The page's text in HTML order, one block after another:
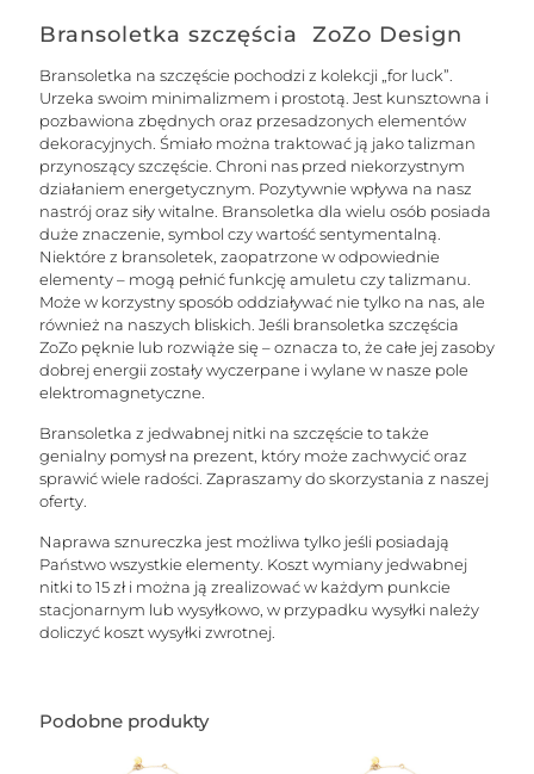
nitką
-
pozłacana
Bransoletka szczęścia ZoZo Design
Bransoletka na szczęście pochodzi z kolekcji „for luck”.
Urzeka swoim minimalizmem i prostotą. Jest kunsztowna i
pozbawiona zbędnych oraz przesadzonych elementów
dekoracyjnych. Śmiało można traktować ją jako talizman
przynoszący szczęście. Chroni nas przed niekorzystnym
działaniem energetycznym. Pozytywnie wpływa na nasz
nastrój oraz siły witalne. Bransoletka dla wielu osób posiada
duże znaczenie, symbol czy wartość sentymentalną.
Niektóre z bransoletek, zaopatrzone w odpowiednie
elementy – mogą pełnić funkcję amuletu czy talizmanu.
Może w korzystny sposób oddziaływać nie tylko na nas, ale
również na naszych bliskich. Jeśli bransoletka szczęścia
ZoZo pęknie lub rozwiąże się – oznacza to, że całe jej zasoby
dobrej energii zostały wyczerpane i wylane w nasze pole
elektromagnetyczne.
Bransoletka z jedwabnej nitki na szczęście to także
genialny pomysł na prezent, który może zachwycić oraz
sprawić wiele radości. Zapraszamy do skorzystania z naszej
oferty.
Naprawa sznureczka jest możliwa tylko jeśli posiadają
Państwo wszystkie elementy. Koszt wymiany jedwabnej
nitki to 15 zł i można ją zrealizować w każdym punkcie
stacjonarnym lub wysyłkowo, w przypadku wysyłki należy
doliczyć koszt wysyłki zwrotnej.
Podobne produkty